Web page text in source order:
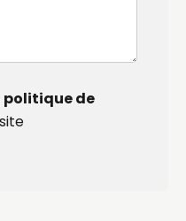
politique de